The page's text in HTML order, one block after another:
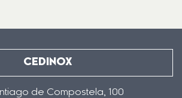
CEDINOX
de Compostela, 100